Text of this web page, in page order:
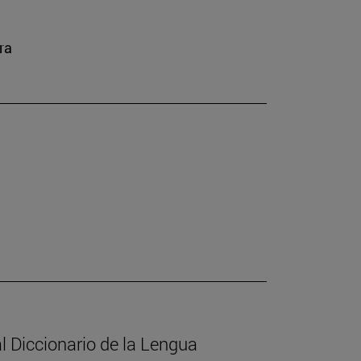
Diccionario de la Lengua